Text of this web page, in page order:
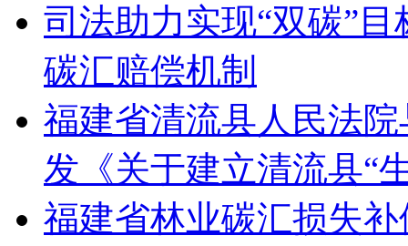
司法助力实现“双碳”
碳汇赔偿机制
福建省清流县人民法
发《关于建立清流县“
福建省林业碳汇损失